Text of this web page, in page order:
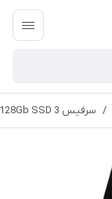
/ سرفیس 3 Surface 3 Atom™ x7-Z8700 / 4Gb Ram / 128Gb SSD + کیبورد